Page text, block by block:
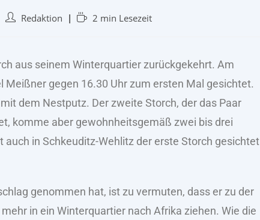
Redaktion 2 min Lesezeit
aus seinem Winterquartier zurückgekehrt. Am
Meißner gegen 16.30 Uhr zum ersten Mal gesichtet.
dem Nestputz. Der zweite Storch, der das Paar
komme aber gewohnheitsgemäß zwei bis drei
in Schkeuditz-Wehlitz der erste Storch gesichtet
genommen hat, ist zu vermuten, dass er zu der
in ein Winterquartier nach Afrika ziehen. Wie die